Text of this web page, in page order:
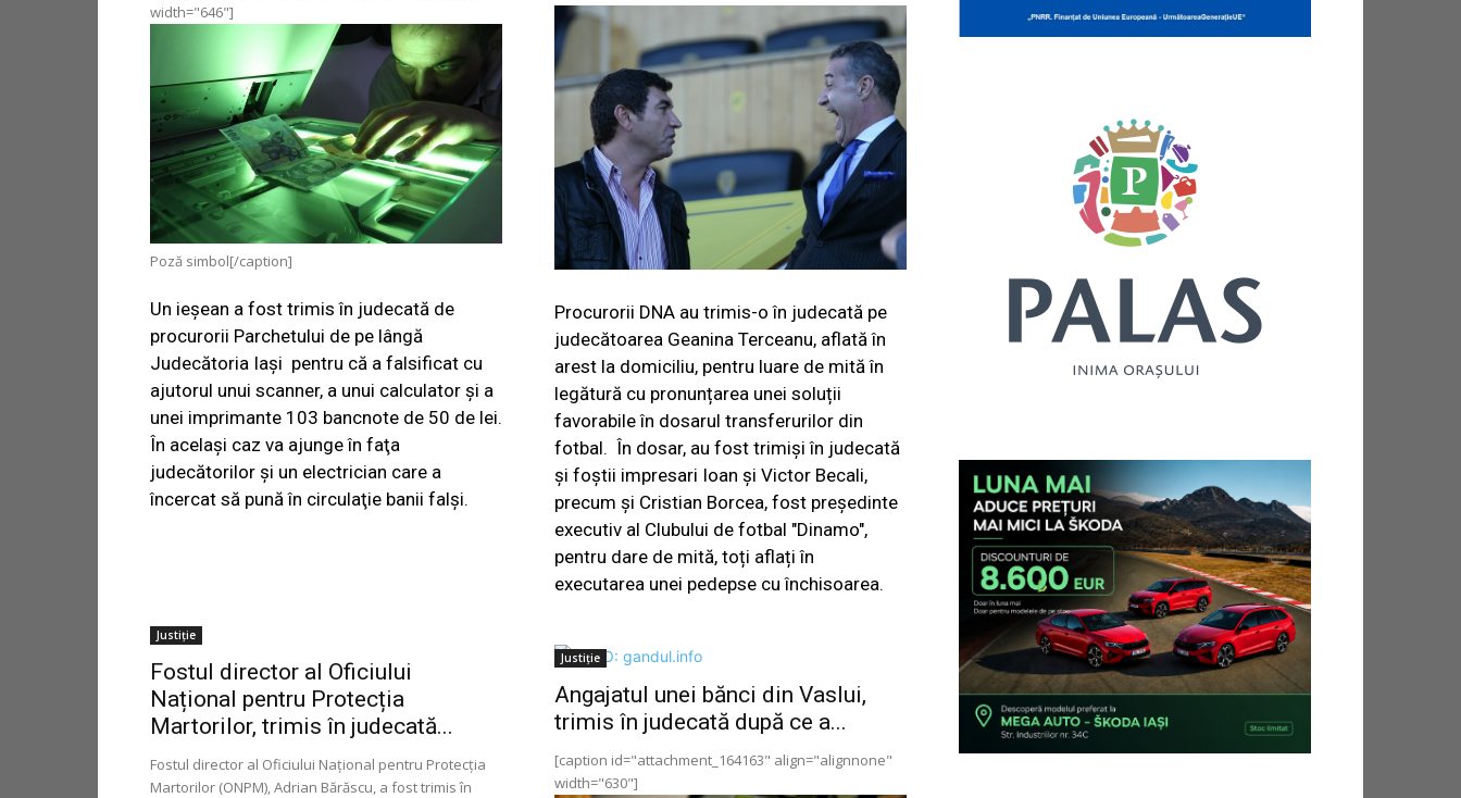
width="646"]
Poză simbol[/caption]
Un ieşean a fost trimis în judecată de
procurorii Parchetului de pe lângă
Judecătoria Iaşi pentru că a falsificat cu
ajutorul unui scanner, a unui calculator şi a
unei imprimante 103 bancnote de 50 de lei.
În acelaşi caz va ajunge în faţa
judecătorilor şi un electrician care a
încercat să pună în circulaţie banii falşi.
Procurorii DNA au trimis-o în judecată pe
judecătoarea Geanina Terceanu, aflată în
arest la domiciliu, pentru luare de mită în
legătură cu pronunțarea unei soluții
favorabile în dosarul transferurilor din
fotbal. În dosar, au fost trimiși în judecată
și foștii impresari Ioan și Victor Becali,
precum și Cristian Borcea, fost președinte
executiv al Clubului de fotbal "Dinamo",
pentru dare de mită, toți aflați în
executarea unei pedepse cu închisoarea.
Justiție
Fostul director al Oficiului
Național pentru Protecția
Martorilor, trimis în judecată...
Fostul director al Oficiului Național pentru Protecția
Martorilor (ONPM), Adrian Bărăscu, a fost trimis în
Justiție
Angajatul unei bănci din Vaslui,
trimis în judecată după ce a...
[caption id="attachment_164163" align="alignnone"
width="630"]